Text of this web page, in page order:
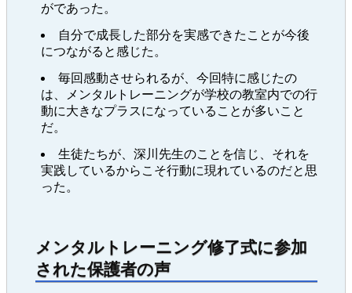
がであった。
自分で成長した部分を実感できたことが今後
につながると感じた。
毎回感動させられるが、今回特に感じたの
は、メンタルトレーニングが学校の教室内での行
動に大きなプラスになっていることが多いこと
だ。
生徒たちが、深川先生のことを信じ、それを
実践しているからこそ行動に現れているのだと思
った。
メンタルトレーニング修了式に参加
された保護者の声